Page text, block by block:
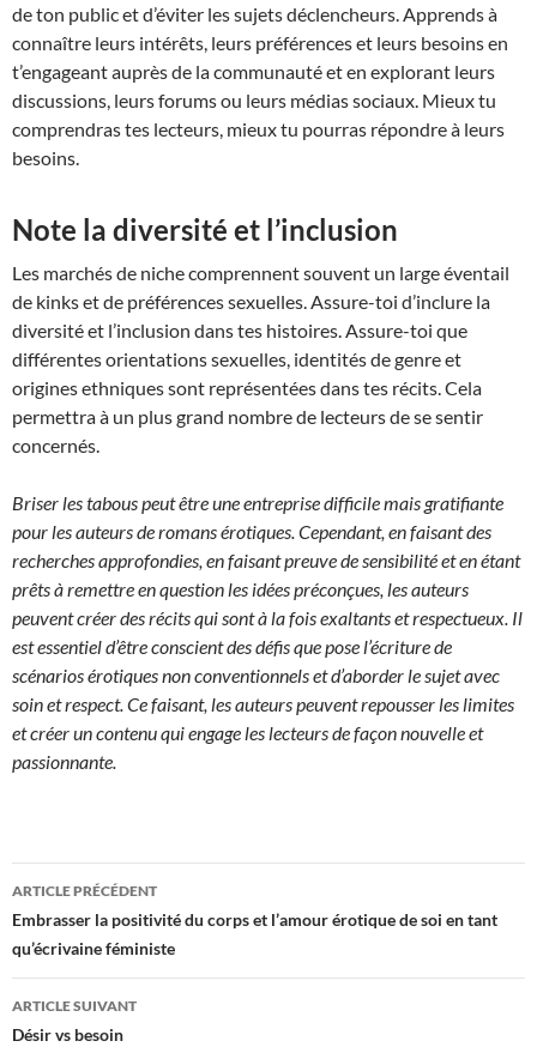
de ton public et d’éviter les sujets déclencheurs. Apprends à
connaître leurs intérêts, leurs préférences et leurs besoins en
t’engageant auprès de la communauté et en explorant leurs
discussions, leurs forums ou leurs médias sociaux. Mieux tu
comprendras tes lecteurs, mieux tu pourras répondre à leurs
besoins.
Note la diversité et l’inclusion
Les marchés de niche comprennent souvent un large éventail
de kinks et de préférences sexuelles. Assure-toi d’inclure la
diversité et l’inclusion dans tes histoires. Assure-toi que
différentes orientations sexuelles, identités de genre et
origines ethniques sont représentées dans tes récits. Cela
permettra à un plus grand nombre de lecteurs de se sentir
concernés.
Briser les tabous peut être une entreprise difficile mais gratifiante
pour les auteurs de romans érotiques. Cependant, en faisant des
recherches approfondies, en faisant preuve de sensibilité et en étant
prêts à remettre en question les idées préconçues, les auteurs
peuvent créer des récits qui sont à la fois exaltants et respectueux. Il
est essentiel d’être conscient des défis que pose l’écriture de
scénarios érotiques non conventionnels et d’aborder le sujet avec
soin et respect. Ce faisant, les auteurs peuvent repousser les limites
et créer un contenu qui engage les lecteurs de façon nouvelle et
passionnante.
Navigation
des
articles
ARTICLE PRÉCÉDENT
Embrasser la positivité du corps et l’amour érotique de soi en tant
qu’écrivaine féministe
ARTICLE SUIVANT
Désir vs besoin